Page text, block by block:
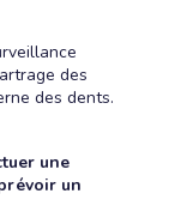
des
des dents.
une
un